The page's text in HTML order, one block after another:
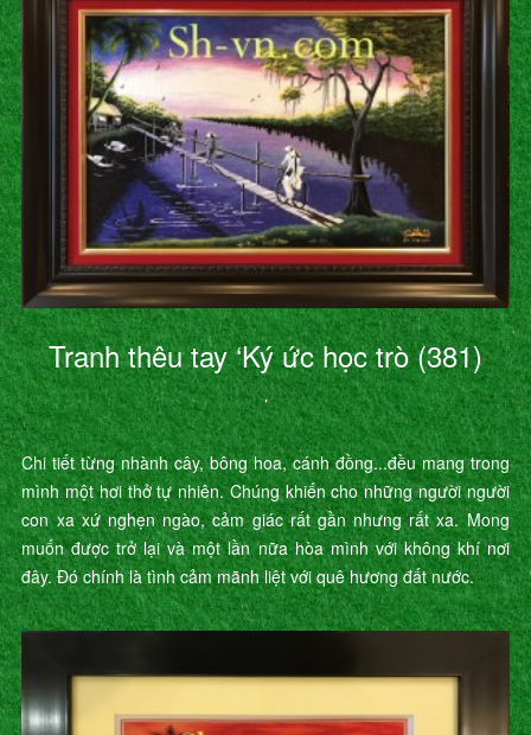
Tranh thêu tay ‘Ký ức học trò (381)
’
Chi tiết từng nhành cây, bông hoa, cánh đồng...đều mang trong
mình một hơi thở tự nhiên. Chúng khiến cho những người người
con xa xứ nghẹn ngào, cảm giác rất gần nhưng rất xa. Mong
muốn được trở lại và một lần nữa hòa mình với không khí nơi
đây. Đó chính là tình cảm mãnh liệt với quê hương đất nước.